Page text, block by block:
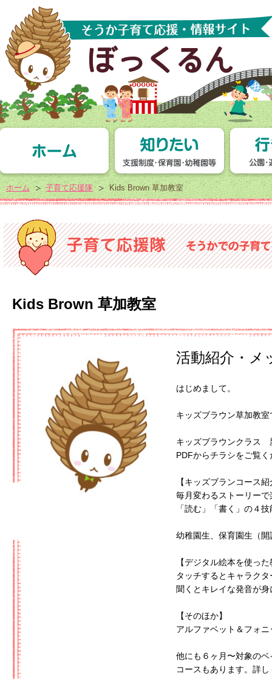
ホーム 子育て応援隊 Kids Brown 草加教室
Kids Brown 草加教室
活動紹介・メ
はじめまして。
キッズブラウン草加教
キッズブラウンクラス
PDFからチラシをご覧く
【キッズブランコース
毎月変わるストーリー
「読む」「書く」の４
幼稚園生、保育園生（
【デジタル絵本を使っ
タッチするとキャラク
聞くとキレイな発音が
【そのほか】
アルファベット＆フォ
他にも６ヶ月〜対象の
コースもあります。詳